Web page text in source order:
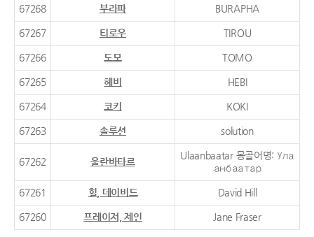
67268 부라파 BURAPHA
67267 티로우 TIROU
67266 도모 TOMO
67265 헤비 HEBI
67264 코키 KOKI
67263 솔루션 solution
67262 울란바타르
Ulaanbaatar 몽골어명: Ула
анбаатар
67261 힐, 데이비드 David Hill
67260 프레이저, 제인 Jane Fraser